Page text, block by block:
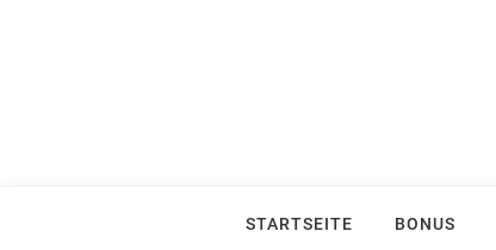
STARTSEITE BONUS